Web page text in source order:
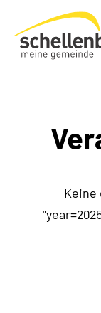
Gemeinde Schellenberg
Keine